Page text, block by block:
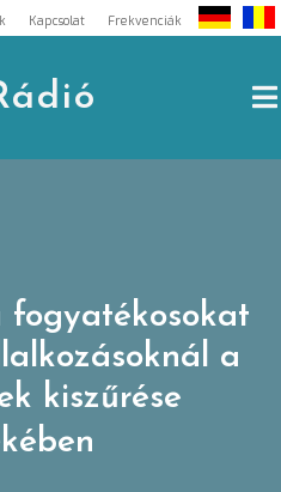
Kapcsolat Frekvenciák
fogyatékosokat
a
kiszűrése